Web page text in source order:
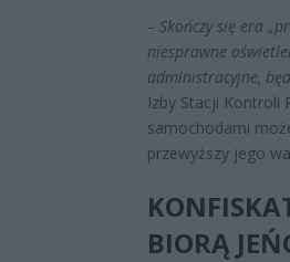
– Skończy się era
niesprawne
administracyjne,
Izby Stacji Kontroli
samochodami
przewyższy jego
BIORĄ